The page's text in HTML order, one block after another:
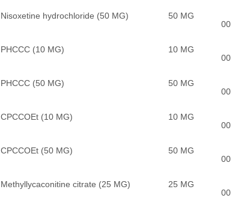
Nisoxetine hydrochloride (50 MG) 50 MG
00
PHCCC (10 MG) 10 MG
00
PHCCC (50 MG) 50 MG
00
CPCCOEt (10 MG) 10 MG
00
CPCCOEt (50 MG) 50 MG
00
Methyllycaconitine citrate (25 MG) 25 MG
00